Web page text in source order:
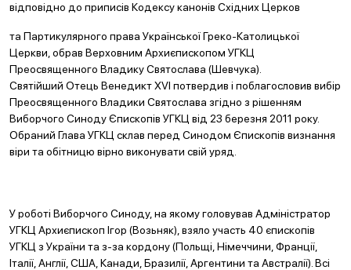
відповідно до приписів Кодексу канонів Східних Церков
та Партикулярного права Української Греко-Католицької
Церкви, обрав Верховним Архиєпископом УГКЦ
Преосвященного Владику Святослава (Шевчука).
Святійший Отець Венедикт XVI потвердив і поблагословив вибір
Преосвященного Владики Святослава згідно з рішенням
Виборчого Синоду Єпископів УГКЦ від 23 березня 2011 року.
Обраний Глава УГКЦ склав перед Синодом Єпископів визнання
віри та обітницю вірно виконувати свій уряд.
У роботі Виборчого Синоду, на якому головував Адміністратор
УГКЦ Архиєпископ Ігор (Возьняк), взяло участь 40 єпископів
УГКЦ з України та з-за кордону (Польщі, Німеччини, Франції,
Італії, Англії, США, Канади, Бразилії, Аргентини та Австралії). Всі